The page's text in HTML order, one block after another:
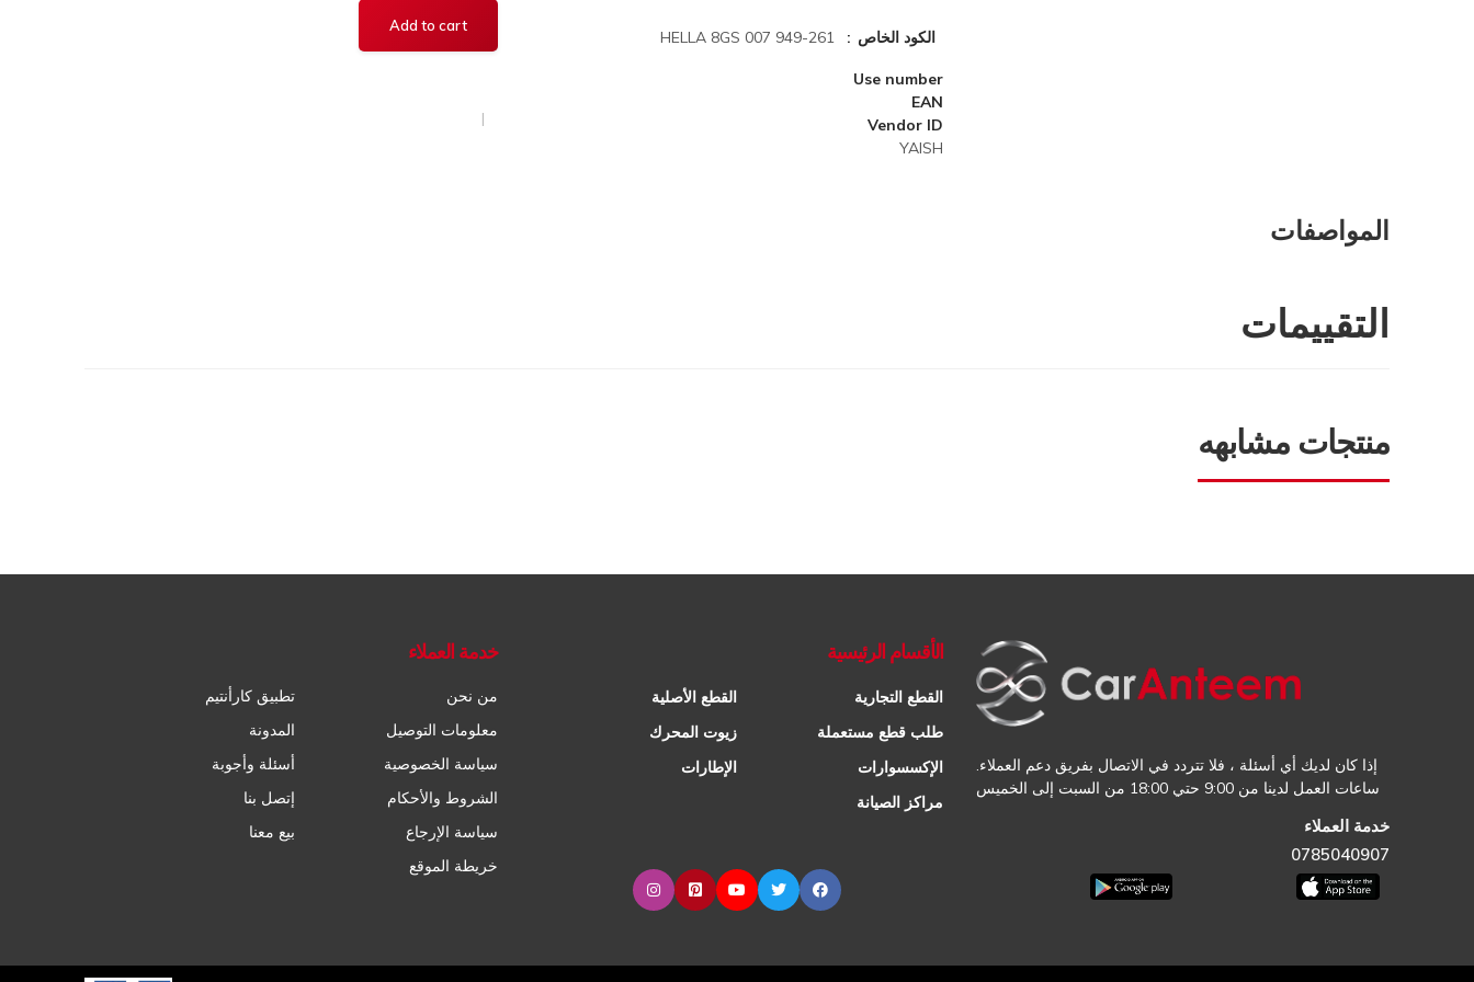
الكود الخاص HELLA 8GS 007 949-261
Use number
EAN
Vendor ID
YAISH
المواصفات
التقييمات
منتجات مشابهه
إذا كان لديك أي أسئلة ، فلا تتردد في الاتصال بفريق دعم العملاء.
ساعات العمل لدينا من 9:00 حتي 18:00 من السبت إلى الخميس
خدمة العملاء
0785040907
الأقسام الرئيسية
القطع التجارية
القطع الأصلية
طلب قطع مستعملة
زيوت المحرك
الإكسسوارات
الإطارات
مراكز الصيانة
خدمة العملاء
من نحن
تطبيق كارأنتيم
معلومات التوصيل
المدونة
سياسة الخصوصية
أسئلة وأجوبة
الشروط والأحكام
إتصل بنا
سياسة الإرجاع
بيع معنا
خريطة الموقع